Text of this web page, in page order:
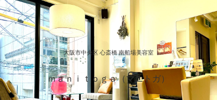
大阪市中央区 心斎橋 南船場美容室
ｍａｎｉｔｏｇａ（マニトガ）